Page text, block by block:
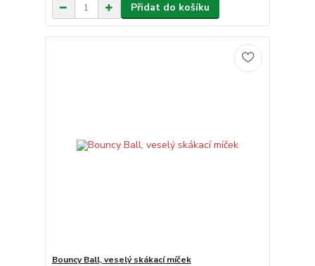
Přidat do košíku
Bouncy Ball, veselý skákací míček